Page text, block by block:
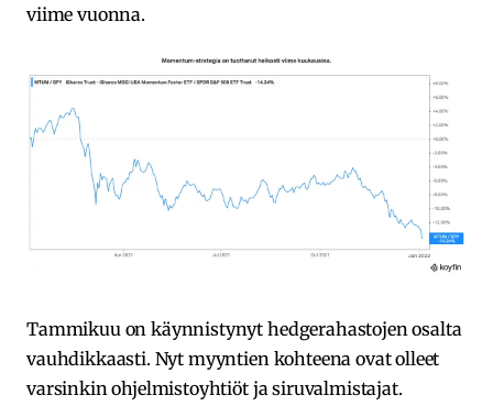
viime vuonna.
Tammikuu on käynnistynyt hedgerahastojen osalta
vauhdikkaasti. Nyt myyntien kohteena ovat olleet
varsinkin ohjelmistoyhtiöt ja siruvalmistajat.